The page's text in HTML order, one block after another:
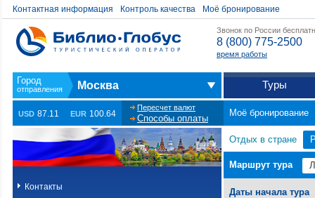
Контактная информация Контроль качества Моё бронирование
Звонок по России
8 (800) 775-2500
время работы
Москва Туры
USD 87.11 EUR 100.64
Пересчет валют
Способы оплаты
Моё бронирование
Контакты
Отдых в стране
Маршрут тура
Даты начала тура